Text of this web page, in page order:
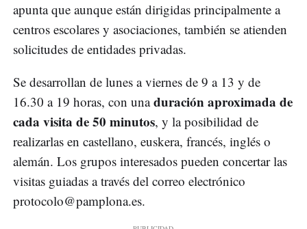
apunta que aunque están dirigidas principalmente a
centros escolares y asociaciones, también se atienden
solicitudes de entidades privadas.
Se desarrollan de lunes a viernes de 9 a 13 y de
16.30 a 19 horas, con unaduración aproximada de
cada visita de 50 minutos, y la posibilidad de
realizarlas en castellano, euskera, francés, inglés o
alemán. Los grupos interesados pueden concertar las
visitas guiadas a través del correo electrónico
protocolo@pamplona.es.